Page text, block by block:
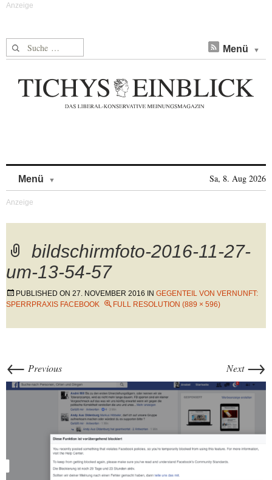
Suche nach: Menü
Menü Sa, 8. Aug 2026
bildschirmfoto-2016-11-27-
um-13-54-57
PUBLISHED ON 27. NOVEMBER 2016 IN GEGENTEIL VON VERNUNFT:
SPERRPRAXIS FACEBOOK
FULL RESOLUTION (889 × 596)
← Previous Next →